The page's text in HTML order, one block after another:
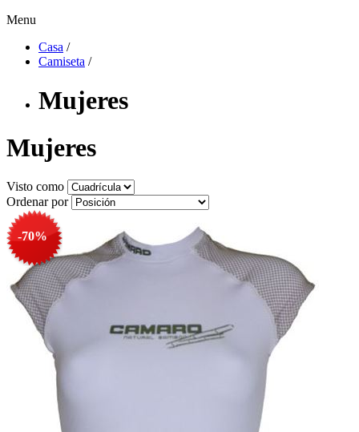
Menu
Casa /
Camiseta /
Mujeres
Mujeres
Visto como
Ordenar por
-70%